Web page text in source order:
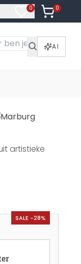
0
Artikelen in
0
Artikelen
AI
artistieke
SALE -28%